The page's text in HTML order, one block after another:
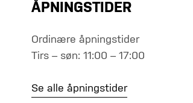
ÅPNINGSTIDER
Ordinære åpningstider
Tirs – søn: 11:00 – 17:00
Se alle åpningstider